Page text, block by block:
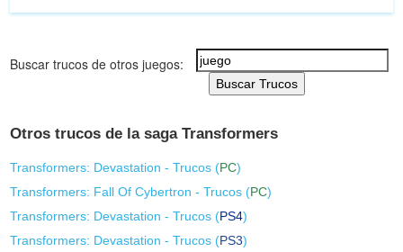
Buscar trucos de otros juegos:
Buscar Trucos
Otros trucos de la saga Transformers
Transformers: Devastation - Trucos (PC)
Transformers: Fall Of Cybertron - Trucos (PC)
Transformers: Devastation - Trucos (PS4)
Transformers: Devastation - Trucos (PS3)